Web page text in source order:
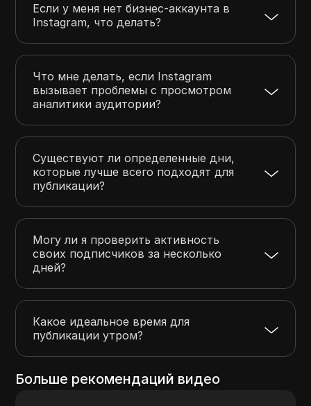
Если у меня нет бизнес-аккаунта в
Instagram, что делать?
Что мне делать, если Instagram
вызывает проблемы с просмотром
аналитики аудитории?
Существуют ли определенные дни,
которые лучше всего подходят для
публикации?
Могу ли я проверить активность
своих подписчиков за несколько
дней?
Какое идеальное время для
публикации утром?
Больше рекомендаций видео